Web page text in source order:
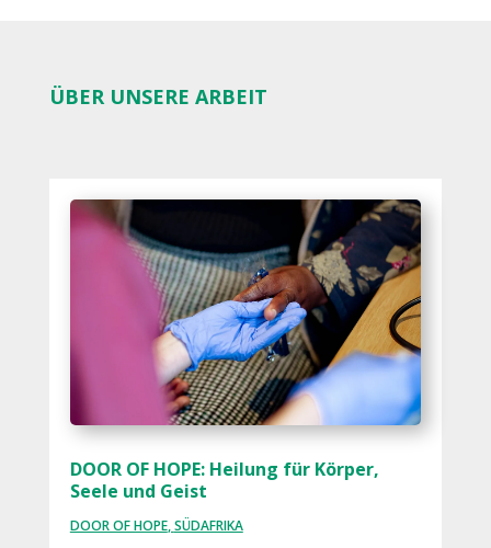
ÜBER UNSERE ARBEIT
DOOR OF HOPE: Heilung für Körper,
Seele und Geist
DOOR OF HOPE,SÜDAFRIKA